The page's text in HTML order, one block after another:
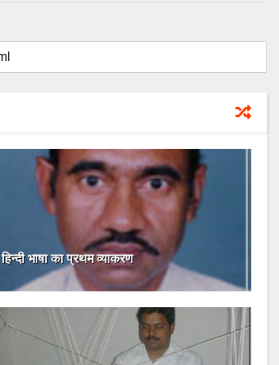
हिन्दी भाषा का प्रथम व्याकरण